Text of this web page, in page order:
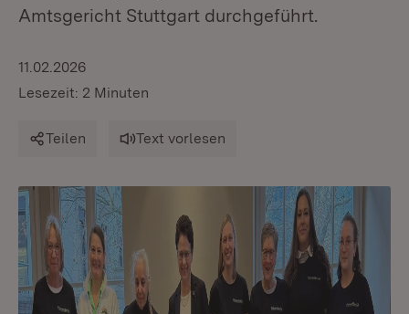
Amtsgericht Stuttgart durchgeführt.
11.02.2026
Lesezeit: 2 Minuten
Teilen Text vorlesen